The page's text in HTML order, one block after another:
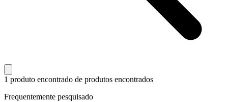
1 produto encontrado de produtos encontrados
Frequentemente pesquisado